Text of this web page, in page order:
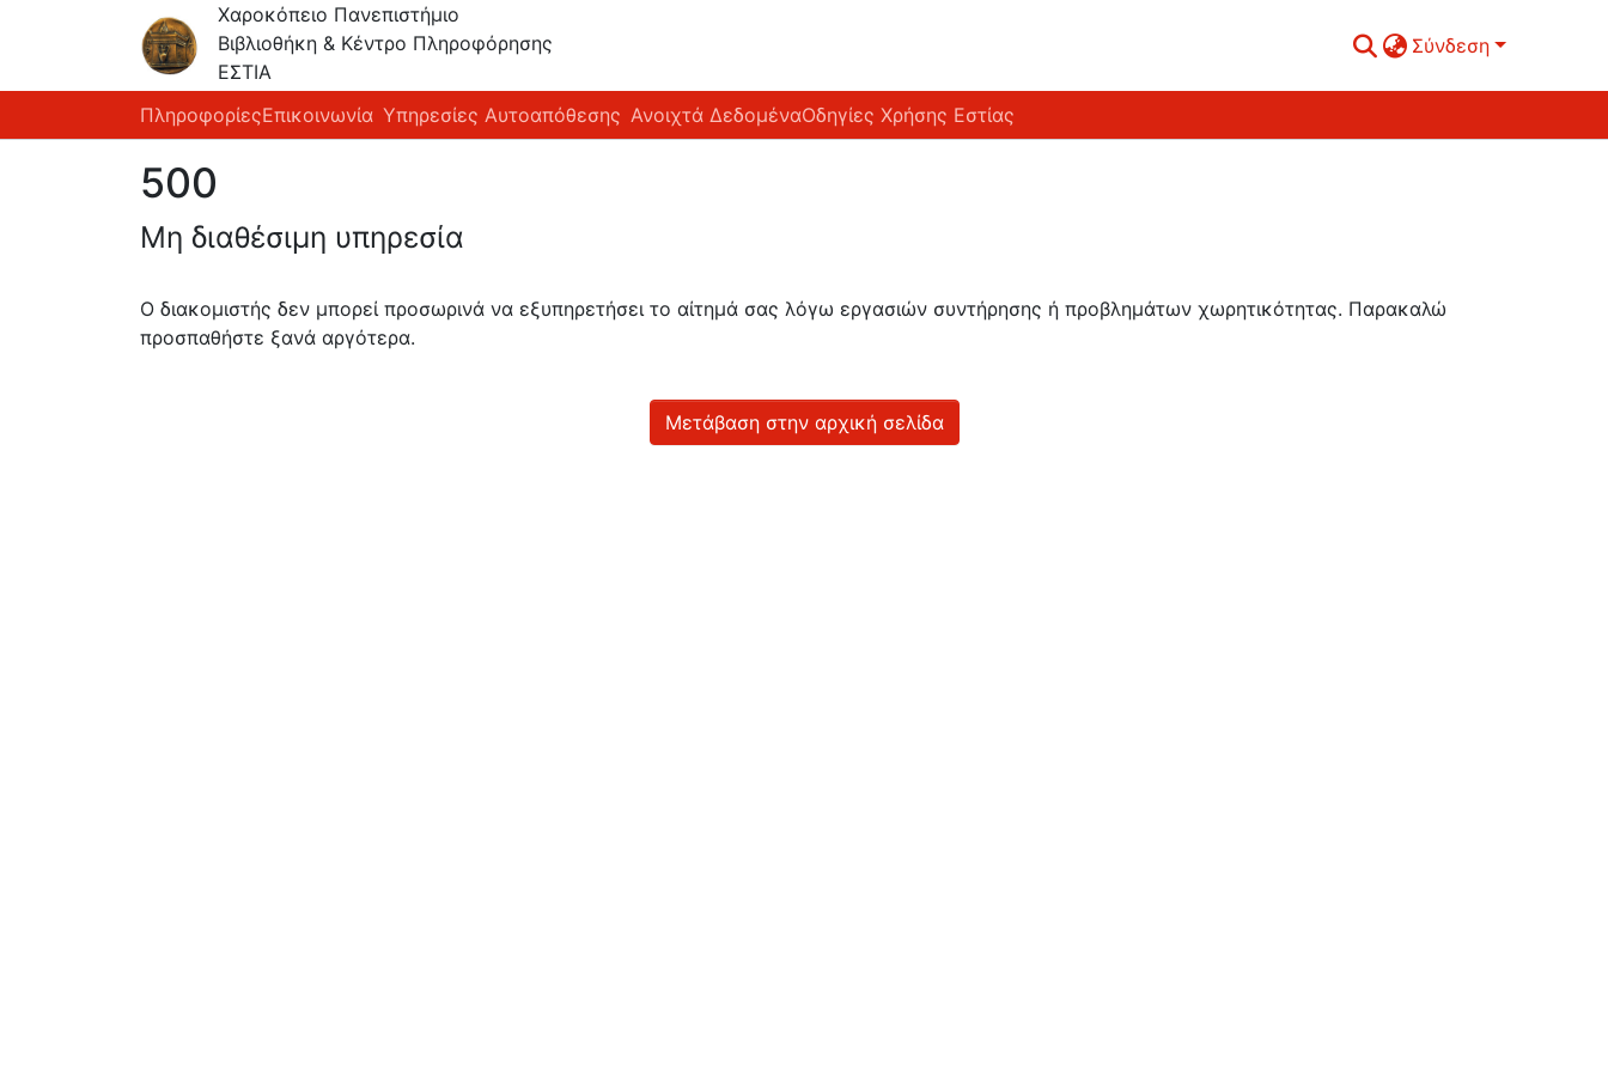
Χαροκόπειο Πανεπιστήμιο
Βιβλιοθήκη & Κέντρο Πληροφόρησης
ΕΣΤΙΑ
Σύνδεση
ΠληροφορίεςΕπικοινωνία Υπηρεσίες Αυτοαπόθεσης Ανοιχτά ΔεδομέναΟδηγίες Χρήσης Εστίας
500
Μη διαθέσιμη υπηρεσία
Ο διακομιστής δεν μπορεί προσωρινά να εξυπηρετήσει το αίτημά σας λόγω εργασιών συντήρησης ή προβλημάτων χωρητικότητας. Παρακαλώ
προσπαθήστε ξανά αργότερα.
Μετάβαση στην αρχική σελίδα